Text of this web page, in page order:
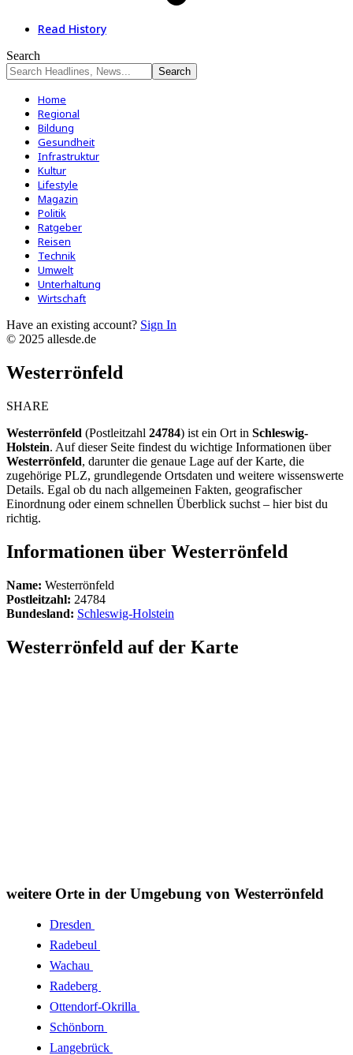
Read History
Search
Home
Regional
Bildung
Gesundheit
Infrastruktur
Kultur
Lifestyle
Magazin
Politik
Ratgeber
Reisen
Technik
Umwelt
Unterhaltung
Wirtschaft
Have an existing account? Sign In
© 2025 allesde.de
Westerrönfeld
SHARE
Westerrönfeld (Postleitzahl 24784) ist ein Ort in Schleswig-
Holstein. Auf dieser Seite findest du wichtige Informationen über
Westerrönfeld, darunter die genaue Lage auf der Karte, die
zugehörige PLZ, grundlegende Ortsdaten und weitere wissenswerte
Details. Egal ob du nach allgemeinen Fakten, geografischer
Einordnung oder einem schnellen Überblick suchst – hier bist du
richtig.
Informationen über Westerrönfeld
Name: Westerrönfeld
Postleitzahl: 24784
Bundesland: Schleswig-Holstein
Westerrönfeld auf der Karte
weitere Orte in der Umgebung von Westerrönfeld
Dresden
Radebeul
Wachau
Radeberg
Ottendorf-Okrilla
Schönborn
Langebrück